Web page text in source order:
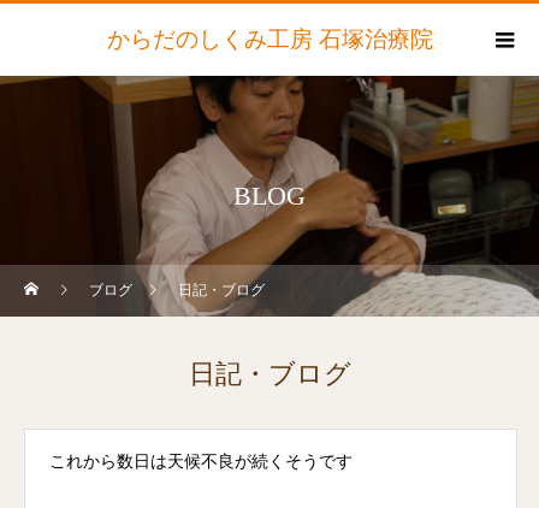
からだのしくみ工房 石塚治療院
BLOG
ブログ 日記・ブログ
日記・ブログ
これから数日は天候不良が続くそうです